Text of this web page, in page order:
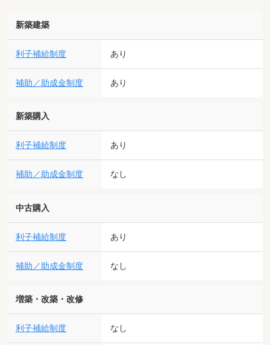
新築建築
利子補給制度 あり
補助／助成金制度 あり
新築購入
利子補給制度 あり
補助／助成金制度 なし
中古購入
利子補給制度 あり
補助／助成金制度 なし
増築・改築・改修
利子補給制度 なし